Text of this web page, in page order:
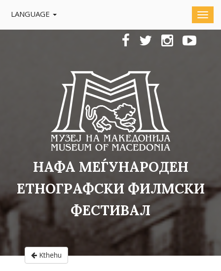
Kthehu
LANGUAGE
НАФА МЕЃУНАРОДЕН
ЕТНОГРАФСКИ ФИЛМСКИ
ФЕСТИВАЛ